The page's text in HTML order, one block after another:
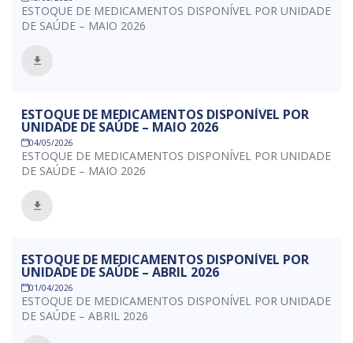
ESTOQUE DE MEDICAMENTOS DISPONÍVEL POR UNIDADE
DE SAÚDE – MAIO 2026
ESTOQUE DE MEDICAMENTOS DISPONÍVEL POR
UNIDADE DE SAÚDE – MAIO 2026
04/05/2026
ESTOQUE DE MEDICAMENTOS DISPONÍVEL POR UNIDADE
DE SAÚDE – MAIO 2026
ESTOQUE DE MEDICAMENTOS DISPONÍVEL POR
UNIDADE DE SAÚDE – ABRIL 2026
01/04/2026
ESTOQUE DE MEDICAMENTOS DISPONÍVEL POR UNIDADE
DE SAÚDE – ABRIL 2026